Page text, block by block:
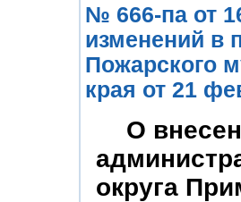
№ 666-па от
изменений в
Пожарского
края от 21
О
округа